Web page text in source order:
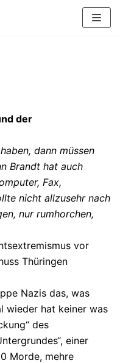
der
dann müssen
Brandt hat auch
Fax,
nicht allzusehr nach
nur rumhorchen,
vor
Thüringen
Nazis das, was
wieder hat keiner was
des
einer
Morde, mehre